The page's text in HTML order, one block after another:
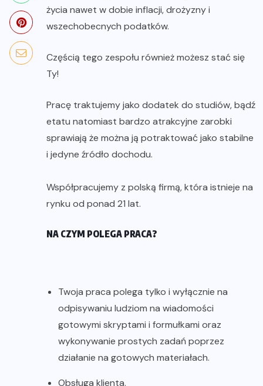
życia nawet w dobie inflacji, drożyzny i
wszechobecnych podatków.
Częścią tego zespołu również możesz stać się
Ty!
Pracę traktujemy jako dodatek do studiów, bądź
etatu natomiast bardzo atrakcyjne zarobki
sprawiają że można ją potraktować jako stabilne
i jedyne źródło dochodu.
Współpracujemy z polską firmą, która istnieje na
rynku od ponad 21 lat.
NA CZYM POLEGA PRACA?
Twoja praca polega tylko i wyłącznie na
odpisywaniu ludziom na wiadomości
gotowymi skryptami i formułkami oraz
wykonywanie prostych zadań poprzez
działanie na gotowych materiałach.
Obsługa klienta.